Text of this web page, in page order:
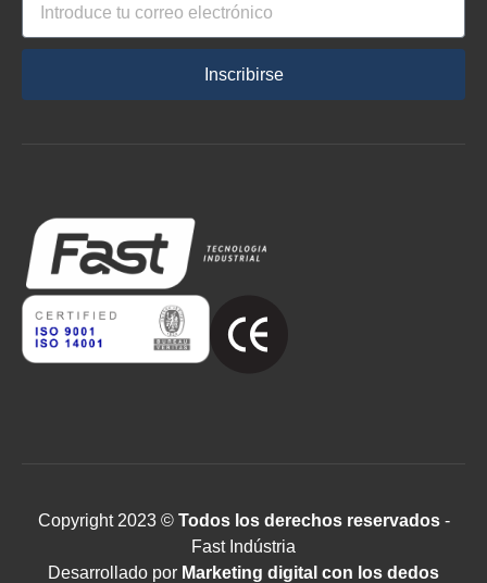
Inscribirse
Copyright 2023 © Todos los derechos reservados-
Fast Indústria
Desarrollado por Marketing digital con los dedos